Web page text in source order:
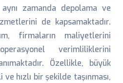
zamanda depolama ve
de kapsamaktadır.
firmaların maliyetlerini
verimliliklerini
Özellikle, büyük
hızlı bir şekilde taşınması,